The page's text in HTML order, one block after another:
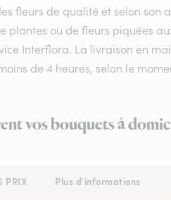
fleurs de qualité et selon son
plantes ou de fleurs piquées
Interflora. La livraison en
de 4 heures, selon le
vos bouquets à
PRIX Plus d'informations